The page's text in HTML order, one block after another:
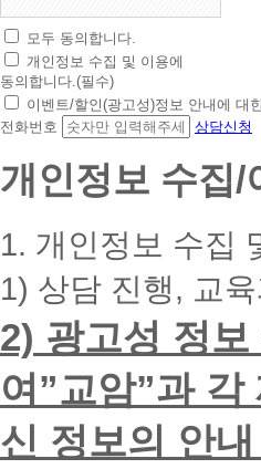
초
간
편
상
담
청
대
폰
입
력
시
면
빠
른
모두 동의합니다.
개인정보 수집 및 이용에
동의합니다.(필수)
이벤트/할인(광고성)정보 안내에 대
전화번호
상담신청
개인정보 수집/
1. 개인정보 수집
1) 상담 진행, 교
2) 광고성 정
여”교암”과
신 정보의 안